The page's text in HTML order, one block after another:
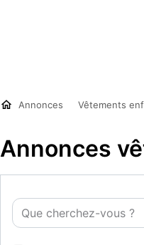
Annonces Vêtements
Annonces